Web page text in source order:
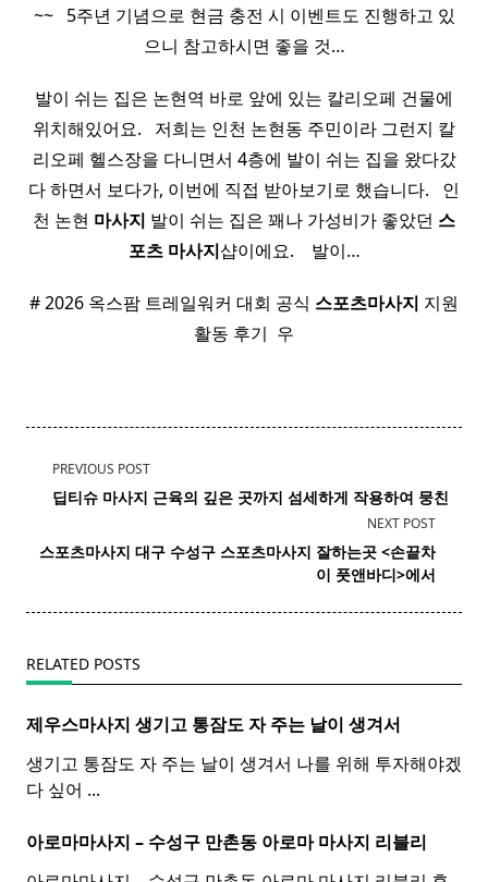
~~ ​ ​ 5주년 기념으로 현금 충전 시 이벤트도 진행하고 있
으니 참고하시면 좋을 것…
발이 쉬는 집은 논현역 바로 앞에 있는 칼리오페 건물에
위치해있어요. ​ ​ 저희는 인천 논현동 주민이라 그런지 칼
리오페 헬스장을 다니면서 4층에 발이 쉬는 집을 왔다갔
다 하면서 보다가, 이번에 직접 받아보기로 했습니다. ​ ​ 인
천 논현 마사지 발이 쉬는 집은 꽤나 가성비가 좋았던 스
포츠 마사지샵이에요. ​ ​ ​ 발이…
# 2026 옥스팜 트레일워커 대회 공식 스포츠마사지 지원
활동 후기 ​ 우
<span
class="nav-
screen-
PREVIOUS POST
딥티슈 마사지 근육의 깊은 곳까지 섬세하게 작용하여 뭉친
NEXT POST
스포츠마사지 대구 수성구 스포츠마사지 잘하는곳 <손끝차
이 풋앤바디>에서
RELATED POSTS
제우스마사지 생기고 통잠도 자 주는 날이 생겨서
생기고 통잠도 자 주는 날이 생겨서 나를 위해 투자해야겠
다 싶어 ...
아로마마사지 – 수성구 만촌동 아로마 마사지 리블리